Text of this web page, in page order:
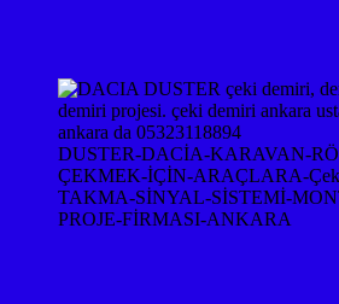
DUSTER-DACİA-KARAVAN-
ÇEKMEK-İÇİN-ARAÇLARA-
TAKMA-SİNYAL-SİSTEMİ-
PROJE-FİRMASI-ANKARA